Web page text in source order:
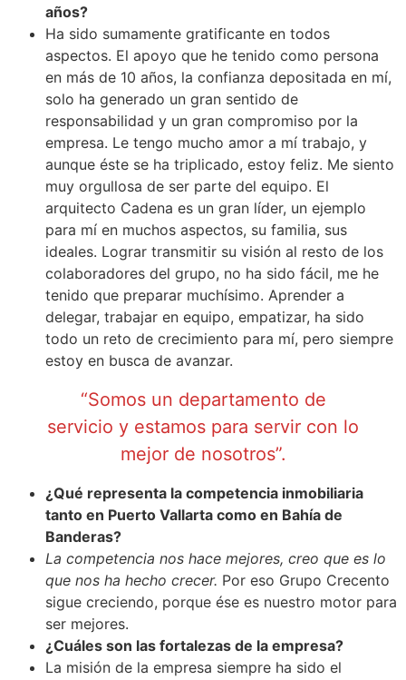
años?
Ha sido sumamente gratificante en todos
aspectos. El apoyo que he tenido como persona
en más de 10 años, la confianza depositada en mí,
solo ha generado un gran sentido de
responsabilidad y un gran compromiso por la
empresa. Le tengo mucho amor a mí trabajo, y
aunque éste se ha triplicado, estoy feliz. Me siento
muy orgullosa de ser parte del equipo. El
arquitecto Cadena es un gran líder, un ejemplo
para mí en muchos aspectos, su familia, sus
ideales. Lograr transmitir su visión al resto de los
colaboradores del grupo, no ha sido fácil, me he
tenido que preparar muchísimo. Aprender a
delegar, trabajar en equipo, empatizar, ha sido
todo un reto de crecimiento para mí, pero siempre
estoy en busca de avanzar.
“Somos un departamento de
servicio y estamos para servir con lo
mejor de nosotros”.
¿Qué representa la competencia inmobiliaria
tanto en Puerto Vallarta como en Bahía de
Banderas?
La competencia nos hace mejores, creo que es lo
que nos ha hecho crecer. Por eso Grupo Crecento
sigue creciendo, porque ése es nuestro motor para
ser mejores.
¿Cuáles son las fortalezas de la empresa?
La misión de la empresa siempre ha sido el